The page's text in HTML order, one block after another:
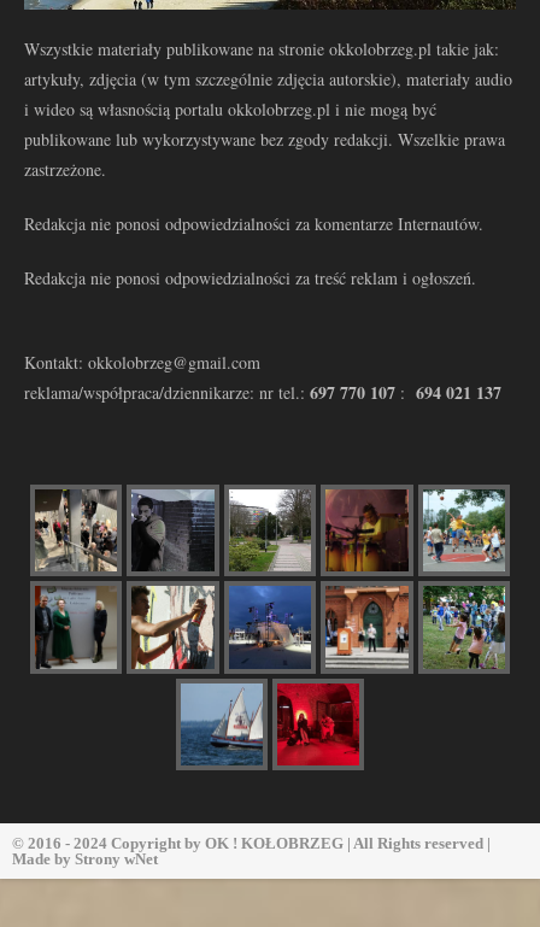
Wszystkie materiały publikowane na stronie okkolobrzeg.pl takie jak:
artykuły, zdjęcia (w tym szczególnie zdjęcia autorskie), materiały audio
i wideo są własnością portalu okkolobrzeg.pl i nie mogą być
publikowane lub wykorzystywane bez zgody redakcji. Wszelkie prawa
zastrzeżone.
Redakcja nie ponosi odpowiedzialności za komentarze Internautów.
Redakcja nie ponosi odpowiedzialności za treść reklam i ogłoszeń.
Kontakt: okkolobrzeg@gmail.com
reklama/współpraca/dziennikarze: nr tel.: 697 770 107 : 694 021 137
© 2016 - 2024 Copyright by OK ! KOŁOBRZEG | All Rights reserved |
Made by Strony wNet